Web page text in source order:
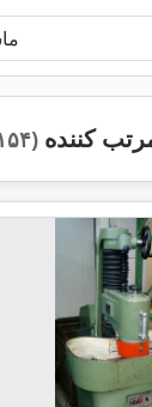
کننده (۷۵٬۱۵۴)